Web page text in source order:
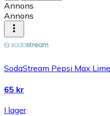
Annons
Annons
SodaStream Pepsi Max Lime
65 kr
I lager